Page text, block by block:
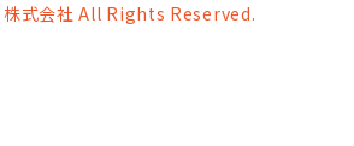
式会社 All Rights Reserved.